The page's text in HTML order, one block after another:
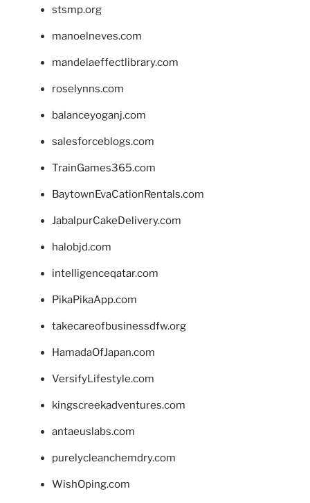
stsmp.org
manoelneves.com
mandelaeffectlibrary.com
roselynns.com
balanceyoganj.com
salesforceblogs.com
TrainGames365.com
BaytownEvaCationRentals.com
JabalpurCakeDelivery.com
halobjd.com
intelligenceqatar.com
PikaPikaApp.com
takecareofbusinessdfw.org
HamadaOfJapan.com
VersifyLifestyle.com
kingscreekadventures.com
antaeuslabs.com
purelycleanchemdry.com
WishOping.com